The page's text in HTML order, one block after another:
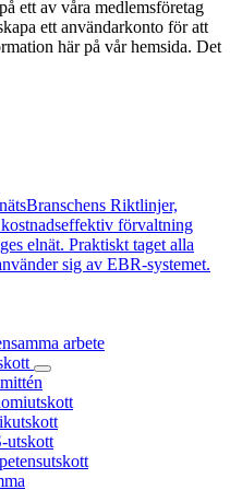
ett av våra medlemsföretag
ett användarkonto för att
här på vår hemsida. Det
Riktlinjer,
förvaltning
elnät. Praktiskt taget alla
sig av EBR-systemet.
arbete
utskott